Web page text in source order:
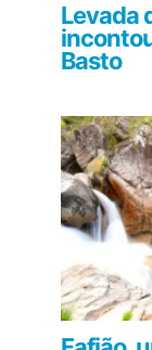
Levada
Basto